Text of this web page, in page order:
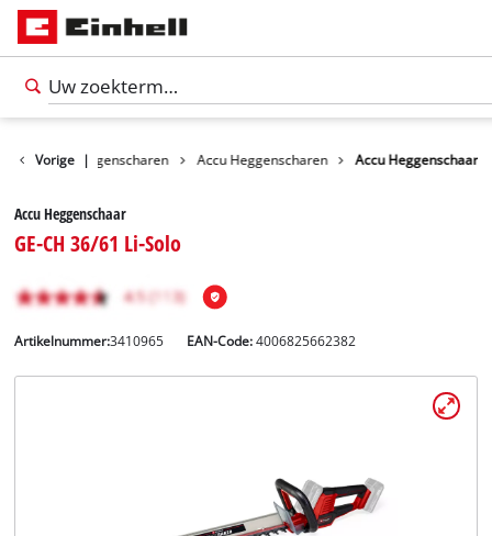
Vorige |
Heggenscharen Accu Heggenscharen Accu Heggenschaar
Accu Heggenschaar
GE-CH 36/61 Li-Solo
Artikelnummer:3410965 EAN-Code:4006825662382